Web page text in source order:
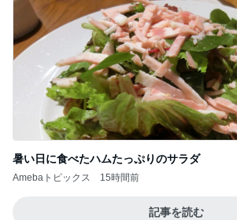
暑い日に食べたハムたっぷりのサラダ
Amebaトピックス 15時間前
記事を読む
Amebaトピックス 1日前